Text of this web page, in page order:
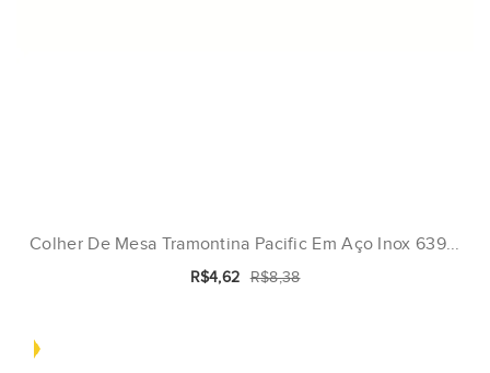
Colher De Mesa Tramontina Pacific Em Aço Inox 639...
R$4,62 R$8,38